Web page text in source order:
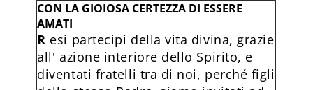
CON LA GIOIOSA CERTEZZA DI ESSERE
AMATI
R esi partecipi della vita divina, grazie
all' azione interiore dello Spirito, e
diventati fratelli tra di noi, perché figli